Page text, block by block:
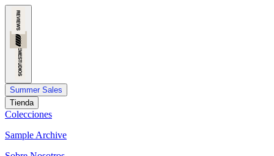
Summer Sales
Tienda
Colecciones
Sample Archive